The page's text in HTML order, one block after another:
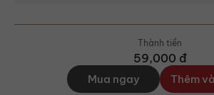
Thành tiền
59,000 đ
Mua ngay Thêm